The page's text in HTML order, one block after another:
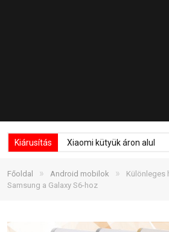
Kiárusítás Xiaomi kütyük áron alul
Főoldal » Android mobilok »
Különleges
Samsung a Galaxy S6-hoz